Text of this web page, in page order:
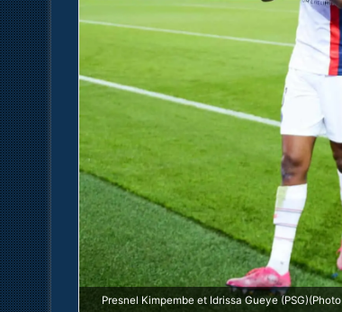
Presnel Kimpembe et Idrissa Gueye